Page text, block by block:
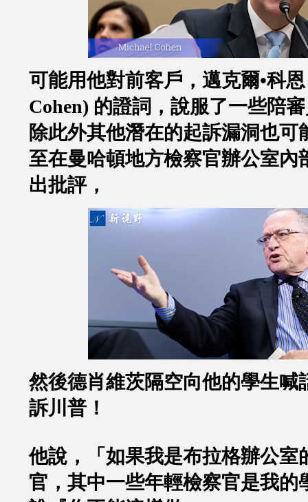
可能用他對前客戶，邁克爾•科恩
Cohen) 的證詞，說服了一些陪
除此外其他潛在的起訴漏洞也可
至在曼哈頓地方檢察官辦公室內
出批評，
然後德肖維茨隔空向他的學生喊
訴川普！
他說，「如果我是布拉格辦公室
官，其中一些年輕檢察官是我的